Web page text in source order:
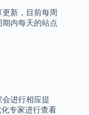
新，目前每周
内每天的站点
进行相应提
专家进行查看